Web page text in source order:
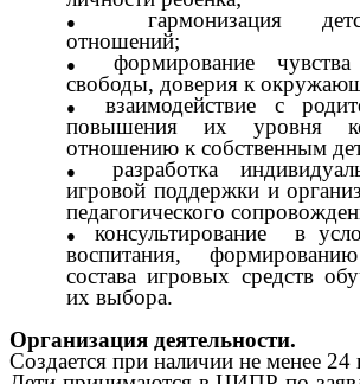
гармонизация
отношений;
формирование
свободы, доверия к
взаимодействие с
повышения их уровня
отношению к собственным
разработка
игровой поддержки и
педагогического
консультирование в
воспитания,
состава игровых средств
их выбора.
Организация деятельности.
Создается при наличии не менее 24